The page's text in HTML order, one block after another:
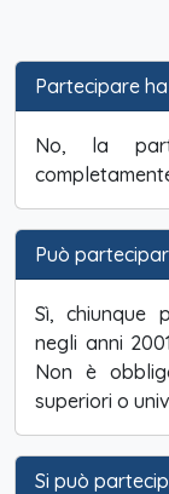
Partecipare
No, la
Può
Sì, chiunque
negli anni
Non è
superiori o
Si può